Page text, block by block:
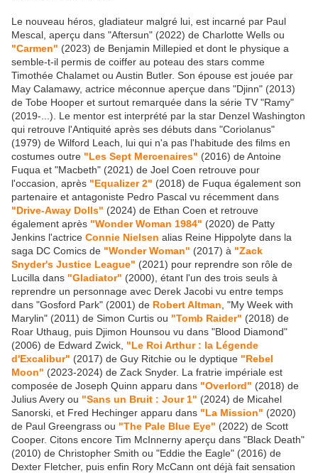
Le nouveau héros, gladiateur malgré lui, est incarné par Paul
Mescal, aperçu dans "Aftersun" (2022) de Charlotte Wells ou
"Carmen" (2023) de Benjamin Millepied et dont le physique a
semble-t-il permis de coiffer au poteau des stars comme
Timothée Chalamet ou Austin Butler. Son épouse est jouée par
May Calamawy, actrice méconnue aperçue dans "Djinn" (2013)
de Tobe Hooper et surtout remarquée dans la série TV "Ramy"
(2019-...). Le mentor est interprété par la star Denzel Washington
qui retrouve l'Antiquité après ses débuts dans "Coriolanus"
(1979) de Wilford Leach, lui qui n'a pas l'habitude des films en
costumes outre "Les Sept Mercenaires" (2016) de Antoine
Fuqua et "Macbeth" (2021) de Joel Coen retrouve pour
l'occasion, après "Equalizer 2" (2018) de Fuqua également son
partenaire et antagoniste Pedro Pascal vu récemment dans
"Drive-Away Dolls" (2024) de Ethan Coen et retrouve
également après "Wonder Woman 1984" (2020) de Patty
Jenkins l'actrice Connie Nielsen alias Reine Hippolyte dans la
saga DC Comics de "Wonder Woman" (2017) à "Zack
Snyder's Justice League" (2021) pour reprendre son rôle de
Lucilla dans "Gladiator" (2000), étant l'un des trois seuls à
reprendre un personnage avec Derek Jacobi vu entre temps
dans "Gosford Park" (2001) de Robert Altman , "My Week with
Marylin" (2011) de Simon Curtis ou "Tomb Raider" (2018) de
Roar Uthaug, puis Djimon Hounsou vu dans "Blood Diamond"
(2006) de Edward Zwick, "Le Roi Arthur : la Légende
d'Excalibur" (2017) de Guy Ritchie ou le dyptique "Rebel
Moon" (2023-2024) de Zack Snyder. La fratrie impériale est
composée de Joseph Quinn apparu dans "Overlord" (2018) de
Julius Avery ou "Sans un Bruit : Jour 1" (2024) de Micahel
Sanorski, et Fred Hechinger apparu dans "La Mission" (2020)
de Paul Greengrass ou "The Pale Blue Eye" (2022) de Scott
Cooper. Citons encore Tim McInnerny aperçu dans "Black Death"
(2010) de Christopher Smith ou "Eddie the Eagle" (2016) de
Dexter Fletcher, puis enfin Rory McCann ont déjà fait sensation